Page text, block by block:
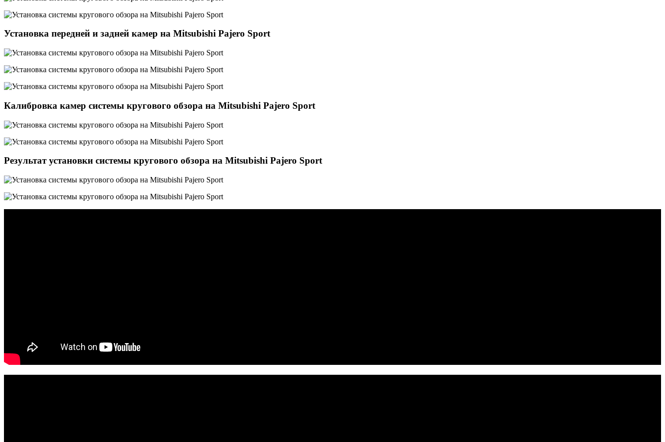
Установка передней и задней камер на Mitsubishi Pajero Sport
Калибровка камер системы кругового обзора на Mitsubishi Pajero Sport
Результат установки системы кругового обзора на Mitsubishi Pajero Sport